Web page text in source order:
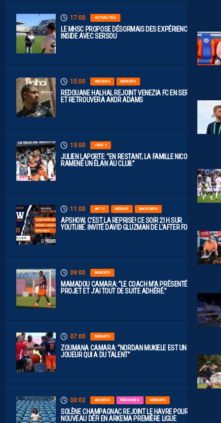
17:00 ACTUALITÉS
LE MHSC PROPOSE DÉSORMAIS DES EXPÉRIENCES
INSIDE AVEC SERSOU
15:00 ANCIENS MERCATO
REDOUANE HALHAL REJOINT VENEZIA FC EN SERIE A
ET RETROUVERA AKOR ADAMS
13:00 LIGUE 2
JULIEN LAPORTE: “EN RESTANT, LA FAMILLE NICOLLIN A
RAMENÉ UN ÉLAN AU CLUB.”
11:00 AP TV MÉDIAS MHSC-DFCO
APSHOW, C’EST LA REPRISE! CE SOIR 21H SUR
YOUTUBE. INVITÉ DAVID GLUZMAN DE L’AFTER FOOT.
09:00 MERCATO
MAMADOU CAMARA: “LE COACH M’A PRÉSENTÉ LE
PROJET ET J’AI TOUT DE SUITE ADHÉRÉ.”
07:00 MERCATO
ZOUMANA CAMARA: “NORDAN MUKIELE EST UN
JOUEUR QUI A DU TALENT”
00:02 ANCIENS FÉMININES MERCATO
SOLÈNE CHAMPAGNAC REJOINT LE HAVRE POUR UN
NOUVEAU DÉFI EN ARKEMA PREMIÈRE LIGUE